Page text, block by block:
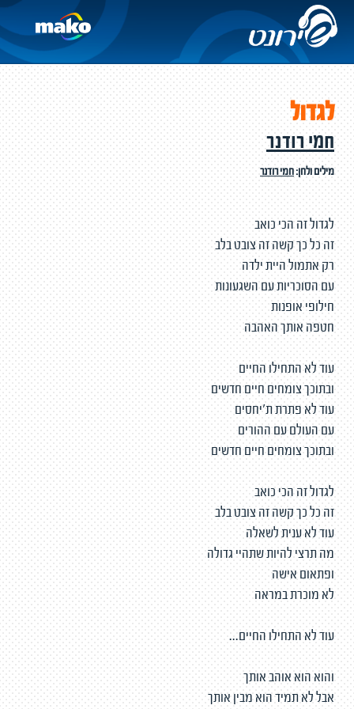
לגדול
חמי רודנר
מילים ולחן:חמי רודנר
לגדול זה הכי כואב
זה כל כך קשה זה צובט בלב
רק אתמול היית ילדה
עם הסוכריות עם השגעונות
חילופי אופנות
חטפה אותך האהבה
עוד לא התחילו החיים
ובתוכך צומחים חיים חדשים
עוד לא פתרת ת'יחסים
עם העולם עם ההורים
ובתוכך צומחים חיים חדשים
לגדול זה הכי כואב
זה כל כך קשה זה צובט בלב
עוד לא ענית לשאלה
מה תרצי להיות שתהיי גדולה
ופתאום אישה
לא מוכרת במראה
עוד לא התחילו החיים...
והוא הוא אוהב אותך
אבל לא תמיד הוא מבין אותך